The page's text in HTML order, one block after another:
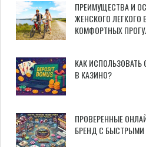
ПРЕИМУЩЕСТВА И
ЖЕНСКОГО
КОМФОРТНЫХ
КАК
В КАЗИНО?
ПРОВЕРЕННЫЕ
БРЕНД С